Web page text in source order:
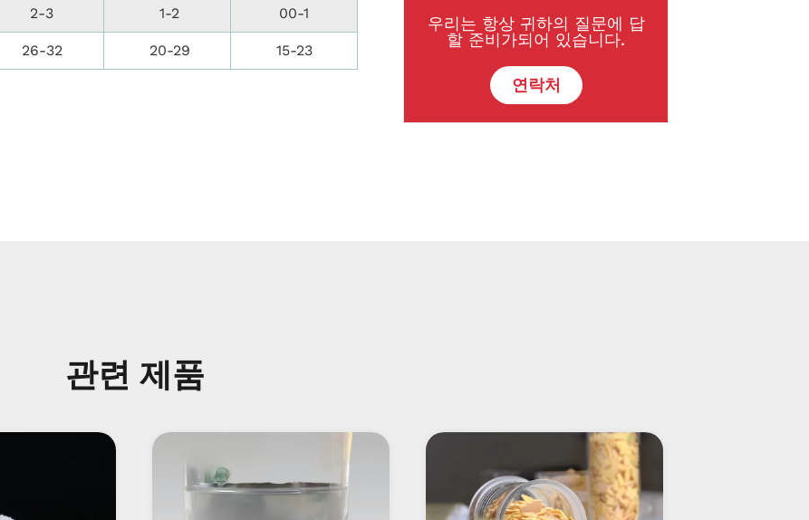
2-3 1-2 00-1
26-32 20-29 15-23
우리는 항상 귀하의 질문에 답
할 준비가되어 있습니다.
연락처
관련 제품